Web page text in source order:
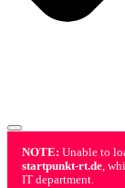
NOTE: Unable to
startpunkt-rt.de,
IT department.